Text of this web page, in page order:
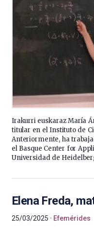
Irakurri euskaraz María
titular en el Instituto de
Anteriormente, ha
el Basque Center for
Universidad de
Elena Freda,
25/03/2025 Efemérides